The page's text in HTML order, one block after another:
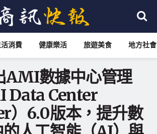
消費 健康樂活 旅遊美食 地方社會
數據中心管理
Data Center
）6.0版本，提升數